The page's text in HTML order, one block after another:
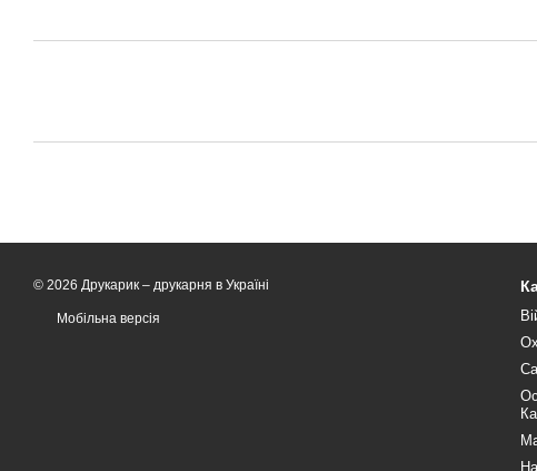
© 2026 Друкарик – друкарня в Україні
Мобільна версія